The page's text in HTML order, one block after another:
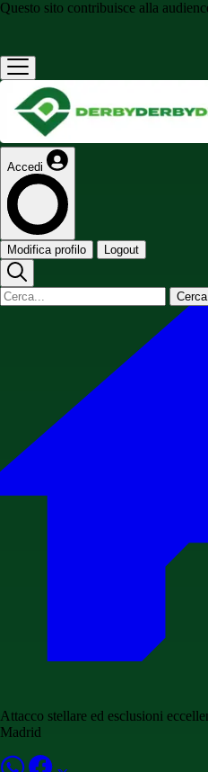
Questo sito contribuisce alla
Accedi
Modifica profilo Logout
Cerca
Attacco stellare ed esclusioni
Madrid